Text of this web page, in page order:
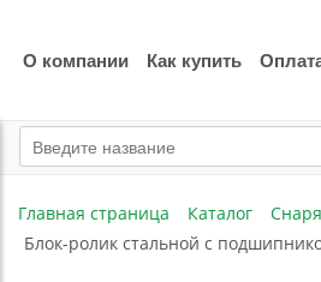
О компании Как купить
Главная страница Каталог
Блок-ролик стальной с